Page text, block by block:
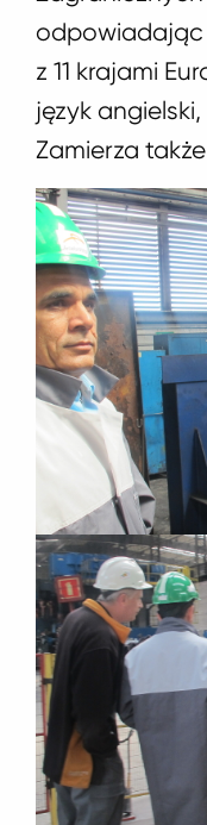
odpowiadając
z 11 krajami
język
Zamierza